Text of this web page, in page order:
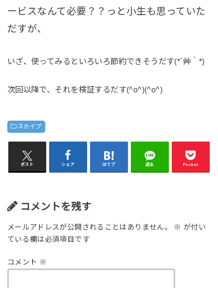
ービスなんて必要？？っと小生も思っていた
だすが、
いざ、使ってみるといろいろ節約できそうだす(*´艸｀*)
次回以降で、それを検証するだす(^o^)(^o^)
スカイプ
ポスト シェア はてブ 送る Pocket
コメントを残す
メールアドレスが公開されることはありません。 ※ が付い
ている欄は必須項目です
コメント ※